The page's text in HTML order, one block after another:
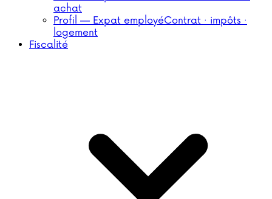
achat
Profil — Expat employéContrat · impôts ·
logement
Fiscalité